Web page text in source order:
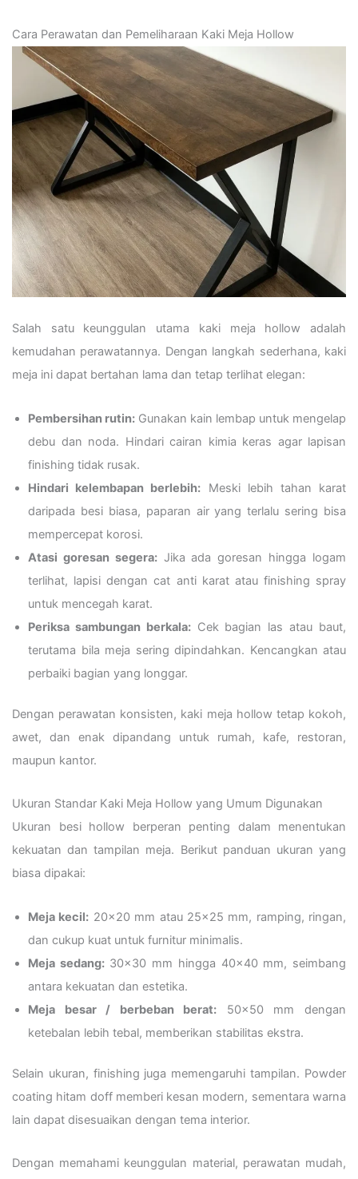
Cara Perawatan dan Pemeliharaan Kaki Meja Hollow
Salah satu keunggulan utama kaki meja hollow adalah
kemudahan perawatannya. Dengan langkah sederhana, kaki
meja ini dapat bertahan lama dan tetap terlihat elegan:
Pembersihan rutin: Gunakan kain lembap untuk mengelap
debu dan noda. Hindari cairan kimia keras agar lapisan
finishing tidak rusak.
Hindari kelembapan berlebih: Meski lebih tahan karat
daripada besi biasa, paparan air yang terlalu sering bisa
mempercepat korosi.
Atasi goresan segera:Jika ada goresan hingga logam
terlihat, lapisi dengan cat anti karat atau finishing spray
untuk mencegah karat.
Periksa sambungan berkala:Cek bagian las atau baut,
terutama bila meja sering dipindahkan. Kencangkan atau
perbaiki bagian yang longgar.
Dengan perawatan konsisten, kaki meja hollow tetap kokoh,
awet, dan enak dipandang untuk rumah, kafe, restoran,
maupun kantor.
Ukuran Standar Kaki Meja Hollow yang Umum Digunakan
Ukuran besi hollow berperan penting dalam menentukan
kekuatan dan tampilan meja. Berikut panduan ukuran yang
biasa dipakai:
Meja kecil: 20×20 mm atau 25×25 mm, ramping, ringan,
dan cukup kuat untuk furnitur minimalis.
Meja sedang:30×30 mm hingga 40×40 mm, seimbang
antara kekuatan dan estetika.
Meja besar / berbeban berat: 50×50 mm dengan
ketebalan lebih tebal, memberikan stabilitas ekstra.
Selain ukuran, finishing juga memengaruhi tampilan. Powder
coating hitam doff memberi kesan modern, sementara warna
lain dapat disesuaikan dengan tema interior.
Dengan memahami keunggulan material, perawatan mudah,